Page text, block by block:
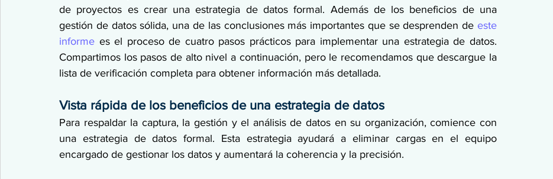
de proyectos es crear una estrategia de datos formal. Además de los beneficios de una
gestión de datos sólida, una de las conclusiones más importantes que se desprenden de este
informe es el proceso de cuatro pasos prácticos para implementar una estrategia de datos.
Compartimos los pasos de alto nivel a continuación, pero le recomendamos que descargue la
lista de verificación completa para obtener información más detallada.
Vista rápida de los beneficios de una estrategia de datos
Para respaldar la captura, la gestión y el análisis de datos en su organización, comience con
una estrategia de datos formal. Esta estrategia ayudará a eliminar cargas en el equipo
encargado de gestionar los datos y aumentará la coherencia y la precisión.